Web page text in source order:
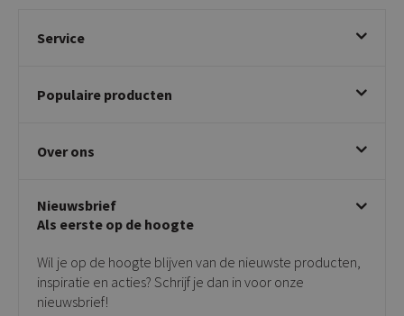
Service
Betalen & annuleren
Klachtafhandeling
Privacy policy
Populaire producten
Draaibare eetkamerstoelen
Taupe stoelen
Tuinstoelen
Bijzettafels
Over ons
Showroom
Contact
Onderhoudsproducten
Vloerbescherming
Giftcards
Nieuwsbrief
Als eerste op de hoogte
Wil je op de hoogte blijven van de nieuwste producten,
inspiratie en acties? Schrijf je dan in voor onze
nieuwsbrief!